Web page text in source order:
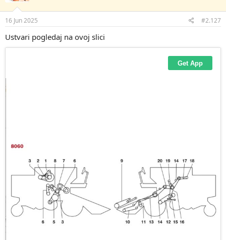
16 Jun 2025 #2.127
Ustvari pogledaj na ovoj slici